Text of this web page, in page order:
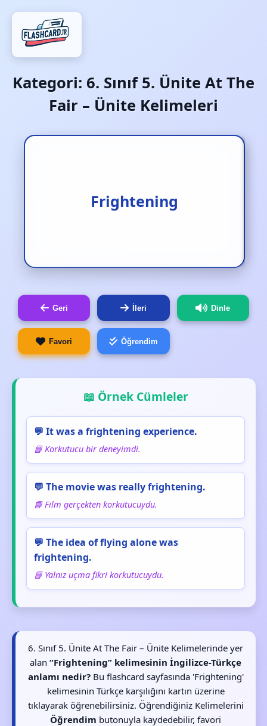
Kategori: 6. Sınıf 5. Ünite At The
Fair – Ünite Kelimeleri
Frightening
Korkunç
Geri İleri Dinle
Favori Öğrendim
📖 Örnek Cümleler
💬 It was a frightening experience.
📘 Korkutucu bir deneyimdi.
💬 The movie was really frightening.
📘 Film gerçekten korkutucuydu.
💬 The idea of flying alone was
frightening.
📘 Yalnız uçma fikri korkutucuydu.
6. Sınıf 5. Ünite At The Fair – Ünite Kelimelerinde yer
alan“Frightening” kelimesinin İngilizce-Türkçe
anlamı nedir?Bu flashcard sayfasında 'Frightening'
kelimesinin Türkçe karşılığını kartın üzerine
tıklayarak öğrenebilirsiniz. Öğrendiğiniz Kelimelerini
Öğrendim butonuyla kaydedebilir, favori